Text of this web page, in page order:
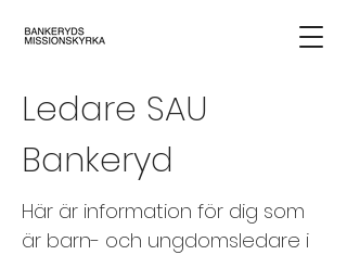
Ledare SAU
Bankeryd
Här är information för dig som
är barn- och ungdomsledare i